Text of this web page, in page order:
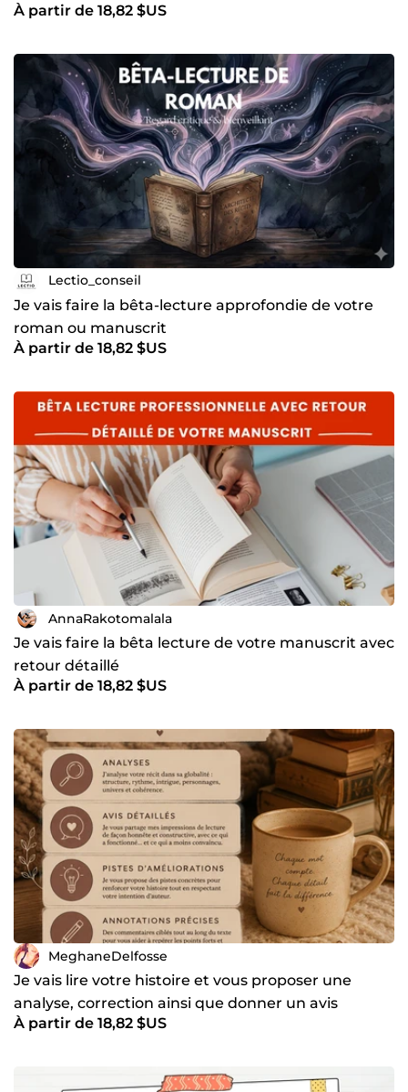
À partir de 18,82 $US
Lectio_conseil
Je vais faire la bêta-lecture approfondie de votre
roman ou manuscrit
À partir de 18,82 $US
AnnaRakotomalala
Je vais faire la bêta lecture de votre manuscrit avec
retour détaillé
À partir de 18,82 $US
MeghaneDelfosse
Je vais lire votre histoire et vous proposer une
analyse, correction ainsi que donner un avis
construit
À partir de 18,82 $US